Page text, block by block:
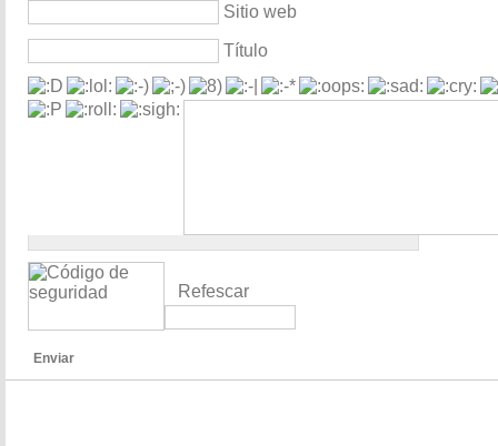
Sitio web
Título
Refescar
Enviar